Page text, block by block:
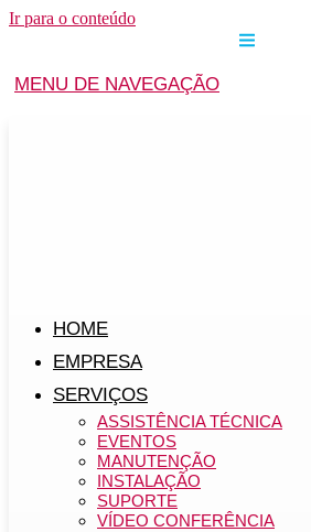
Ir para o conteúdo
MENU DE NAVEGAÇÃO
HOME
EMPRESA
SERVIÇOS
ASSISTÊNCIA TÉCNICA
EVENTOS
MANUTENÇÃO
INSTALAÇÃO
SUPORTE
VÍDEO CONFERÊNCIA